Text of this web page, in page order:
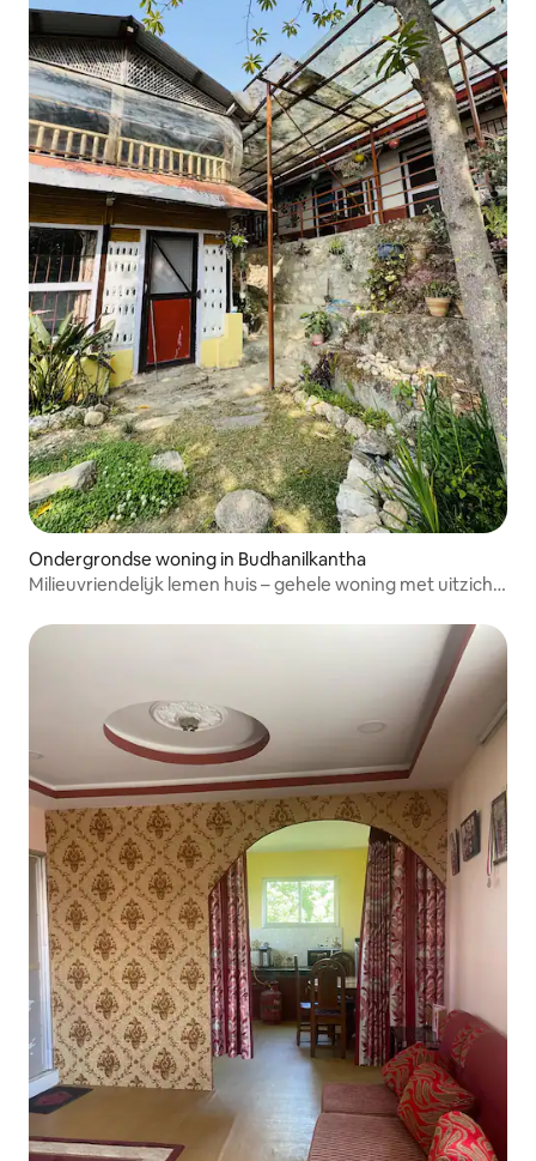
Ondergrondse woning in Budhanilkantha
Milieuvriendelijk lemen huis – gehele woning met uitzicht